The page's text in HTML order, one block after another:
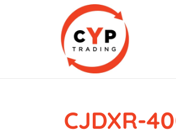
CYP Trading
Professionelle Ersatzteilbeschaffung
CJDXR-